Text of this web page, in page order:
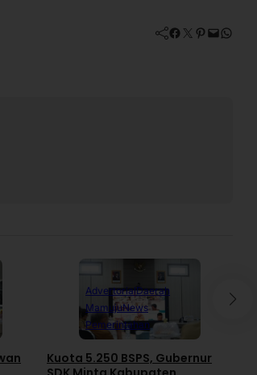
Facebook Twitter Pinterest Mail WhatsApp
AdvertorialDaerah
MamujuNews
Pemerintahan
Kuota 5.250 BSPS, Gubernur